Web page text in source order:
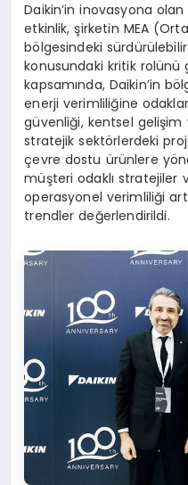
Daikin’in inovasyona olan
etkinlik, şirketin MEA
bölgesindeki
konusundaki kritik rolünü
kapsamında, Daikin’in
enerji verimliliğine
güvenliği, kentsel
stratejik sektörlerdeki
çevre dostu ürünlere
müşteri odaklı stratejiler
operasyonel verimliliği
trendler değerlendirildi.